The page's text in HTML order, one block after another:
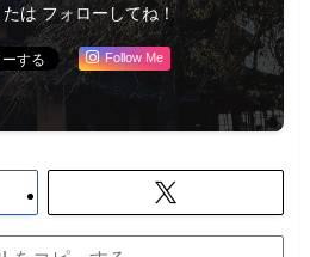
は フォローしてね！
Follow Me